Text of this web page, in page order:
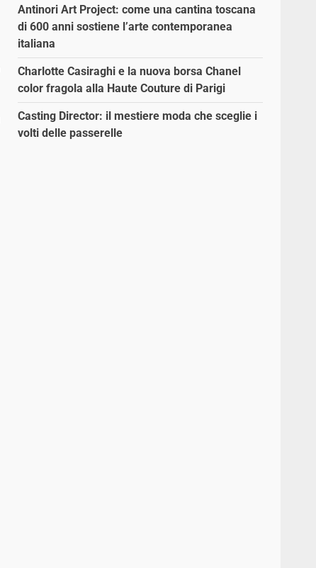
Antinori Art Project: come una cantina toscana
di 600 anni sostiene l’arte contemporanea
italiana
Charlotte Casiraghi e la nuova borsa Chanel
color fragola alla Haute Couture di Parigi
Casting Director: il mestiere moda che sceglie i
volti delle passerelle